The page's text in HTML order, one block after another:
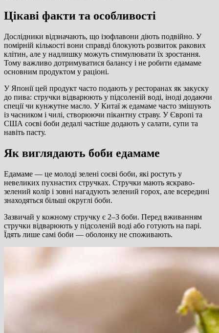
Цікаві факти та особливості
Дослідники відзначають, що ізофлавони діють подвійно. У
помірній кількості вони справді блокують розвиток ракових
клітин, але у надлишку можуть стимулювати їх зростання.
Тому важливо дотримуватися балансу і не робити едамаме
основним продуктом у раціоні.
У Японії цей продукт часто подають у ресторанах як закуску
до пива: стручки відварюють у підсоленій воді, іноді додаючи
спеції чи кунжутне масло. У Китаї ж едамаме часто змішують
із часником і чилі, створюючи пікантну страву. У Європі та
США соєві боби дедалі частіше додають у салати, супи та
навіть пасту.
Як виглядають боби едамаме
Едамаме — це молоді зелені соєві боби, які ростуть у
невеликих пухнастих стручках. Стручки мають яскраво-
зелений колір і зовні нагадують зелений горох, але всередині
знаходяться більші округлі боби.
Зазвичай у кожному стручку є 2–3 боби. Перед вживанням
стручки відварюють у підсоленій воді або готують на парі.
Їдять лише самі боби — оболонку не споживають.